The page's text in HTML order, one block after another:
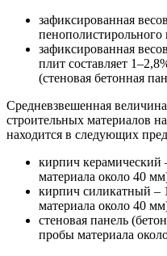
зафиксированная
пенополистирольного
зафиксированная
плит составляет
(стеновая бетонная
Средневзвешенная
строительных материалов
находится в следующих
кирпич керамический
материала около 40
кирпич силикатный –
материала около 40
стеновая панель
пробы материала